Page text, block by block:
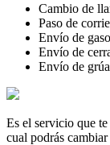
Cambio de
Paso de
Envío de
Envío de
Envío de grúa
Es el servicio que
cual podrás cambiar